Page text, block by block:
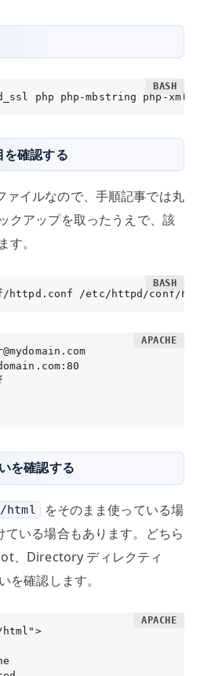
php php-mbstring php-xml
確認する
ァイルなので、手順記事では丸
クアップを取ったうえで、該
。
httpd.conf /etc/httpd/conf/
を確認する
html
をそのまま使っている場
いる場合もあります。どちら
、Directory ディレクティ
確認します。